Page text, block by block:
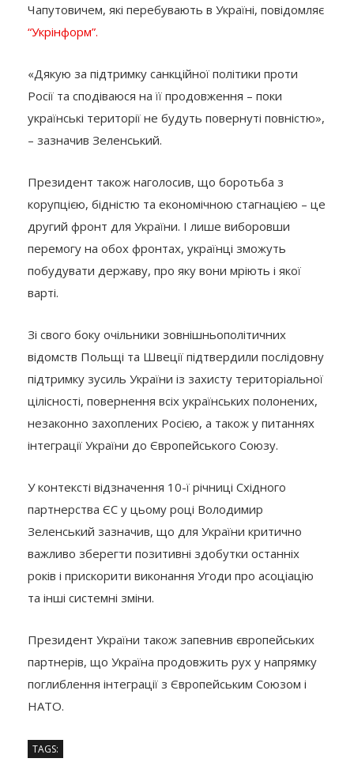
Чапутовичем, які перебувають в Україні, повідомляє
“Укрінформ”.
«Дякую за підтримку санкційної політики проти
Росії та сподіваюся на її продовження – поки
українські території не будуть повернуті повністю»,
– зазначив Зеленський.
Президент також наголосив, що боротьба з
корупцією, бідністю та економічною стагнацією – це
другий фронт для України. І лише виборовши
перемогу на обох фронтах, українці зможуть
побудувати державу, про яку вони мріють і якої
варті.
Зі свого боку очільники зовнішньополітичних
відомств Польщі та Швеції підтвердили послідовну
підтримку зусиль України із захисту територіальної
цілісності, повернення всіх українських полонених,
незаконно захоплених Росією, а також у питаннях
інтеграції України до Європейського Союзу.
У контексті відзначення 10-ї річниці Східного
партнерства ЄС у цьому році Володимир
Зеленський зазначив, що для України критично
важливо зберегти позитивні здобутки останніх
років і прискорити виконання Угоди про асоціацію
та інші системні зміни.
Президент України також запевнив європейських
партнерів, що Україна продовжить рух у напрямку
поглиблення інтеграції з Європейським Союзом і
НАТО.
TAGS: